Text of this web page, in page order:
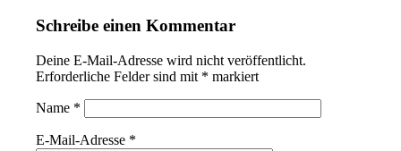
Schreibe einen Kommentar
Deine E-Mail-Adresse wird nicht veröffentlicht.
Erforderliche Felder sind mit * markiert
Name *
E-Mail-Adresse *